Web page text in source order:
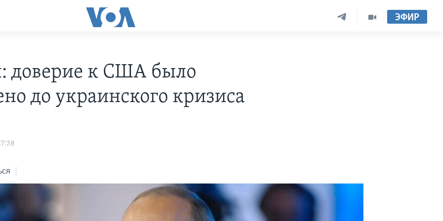
ЭФИР
доверие к США было
до украинского кризиса